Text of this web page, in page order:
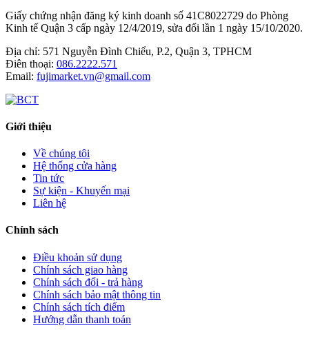
Giấy chứng nhận đăng ký kinh doanh số 41C8022729 do Phòng
Kinh tế Quận 3 cấp ngày 12/4/2019, sửa đổi lần 1 ngày 15/10/2020.
Địa chỉ: 571 Nguyễn Đình Chiểu, P.2, Quận 3, TPHCM
Điên thoại: 086.2222.571
Email: fujimarket.vn@gmail.com
Giới thiệu
Về chúng tôi
Hệ thống cửa hàng
Tin tức
Sự kiện - Khuyến mại
Liên hệ
Chính sách
Điều khoản sử dụng
Chính sách giao hàng
Chính sách đổi - trả hàng
Chính sách bảo mật thông tin
Chính sách tích điểm
Hướng dẫn thanh toán